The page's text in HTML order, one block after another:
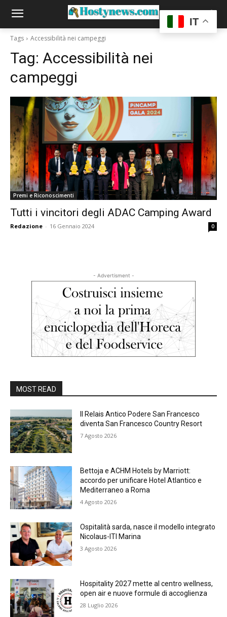
Tags Accessibilità nei campeggi
Tag: Accessibilità nei
campeggi
Premi e Riconoscimenti
Tutti i vincitori degli ADAC Camping Award
Redazione - 16 Gennaio 2024 0
- Advertisment -
MOST READ
Il Relais Antico Podere San Francesco
diventa San Francesco Country Resort
7 Agosto 2026
Bettoja e ACHM Hotels by Marriott:
accordo per unificare Hotel Atlantico e
Mediterraneo a Roma
4 Agosto 2026
Ospitalità sarda, nasce il modello integrato
Nicolaus-ITI Marina
3 Agosto 2026
Hospitality 2027 mette al centro wellness,
open air e nuove formule di accoglienza
28 Luglio 2026
IT